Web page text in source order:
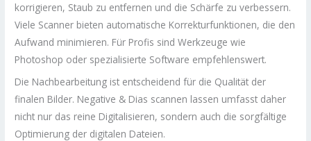
korrigieren, Staub zu entfernen und die Schärfe zu verbessern.
Viele Scanner bieten automatische Korrekturfunktionen, die den
Aufwand minimieren. Für Profis sind Werkzeuge wie
Photoshop oder spezialisierte Software empfehlenswert.
Die Nachbearbeitung ist entscheidend für die Qualität der
finalen Bilder. Negative & Dias scannen lassen umfasst daher
nicht nur das reine Digitalisieren, sondern auch die sorgfältige
Optimierung der digitalen Dateien.